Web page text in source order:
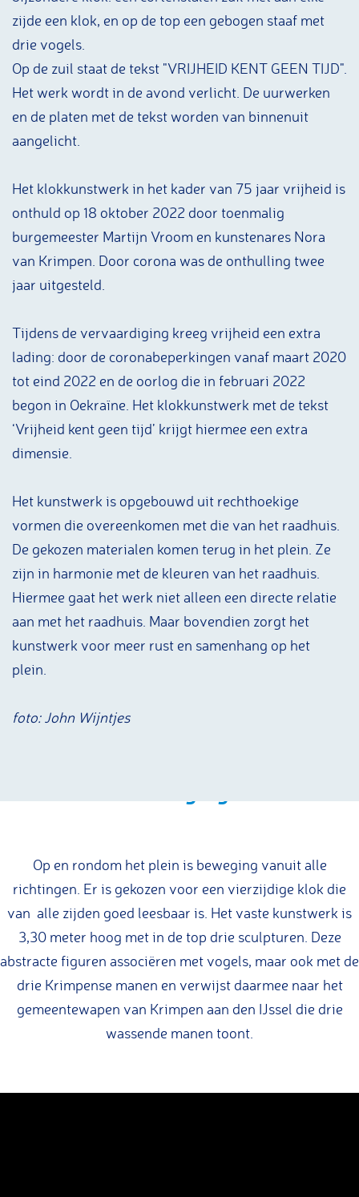
zijde een klok, en op de top een gebogen staaf met
drie vogels.
Op de zuil staat de tekst "VRIJHEID KENT GEEN TIJD".
Het werk wordt in de avond verlicht. De uurwerken
en de platen met de tekst worden van binnenuit
aangelicht.
Het klokkunstwerk in het kader van 75 jaar vrijheid is
onthuld op 18 oktober 2022 door toenmalig
burgemeester Martijn Vroom en kunstenares Nora
van Krimpen. Door corona was de onthulling twee
jaar uitgesteld.
Tijdens de vervaardiging kreeg vrijheid een extra
lading: door de coronabeperkingen vanaf maart 2020
tot eind 2022 en de oorlog die in februari 2022
begon in Oekraïne. Het klokkunstwerk met de tekst
‘Vrijheid kent geen tijd’ krijgt hiermee een extra
dimensie.
Het kunstwerk is opgebouwd uit rechthoekige
vormen die overeenkomen met die van het raadhuis.
De gekozen materialen komen terug in het plein. Ze
zijn in harmonie met de kleuren van het raadhuis.
Hiermee gaat het werk niet alleen een directe relatie
aan met het raadhuis. Maar bovendien zorgt het
kunstwerk voor meer rust en samenhang op het
plein.
foto: John Wijntjes
Op en rondom het plein is beweging vanuit alle
richtingen. Er is gekozen voor een vierzijdige klok die
van alle zijden goed leesbaar is. Het vaste kunstwerk is
3,30 meter hoog met in de top drie sculpturen. Deze
abstracte figuren associëren met vogels, maar ook met de
drie Krimpense manen en verwijst daarmee naar het
gemeentewapen van Krimpen aan den IJssel die drie
wassende manen toont.